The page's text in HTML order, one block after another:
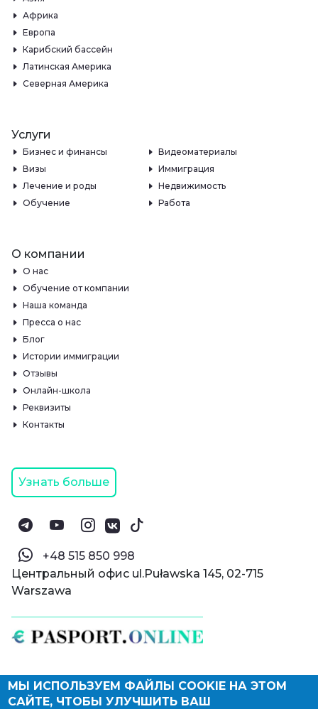
© Паспорт Онлайн 2019—2026
Политика конфиденциальности
Африка
Европа
Карибский бассейн
Латинская Америка
Северная Америка
Услуги
Бизнес и финансы
Видеоматериалы
Визы
Иммиграция
Лечение и роды
Недвижимость
Обучение
Работа
О компании
О нас
Обучение от компании
Наша команда
Пресса о нас
Блог
Истории иммиграции
Отзывы
Онлайн-школа
Реквизиты
Контакты
Узнать больше
‪+48 515 850 998‬
Центральный офис ul.Puławska 145, 02-715
Warszawa
МЫ ИСПОЛЬЗУЕМ ФАЙЛЫ COOKIE НА ЭТОМ
САЙТЕ, ЧТОБЫ УЛУЧШИТЬ ВАШ